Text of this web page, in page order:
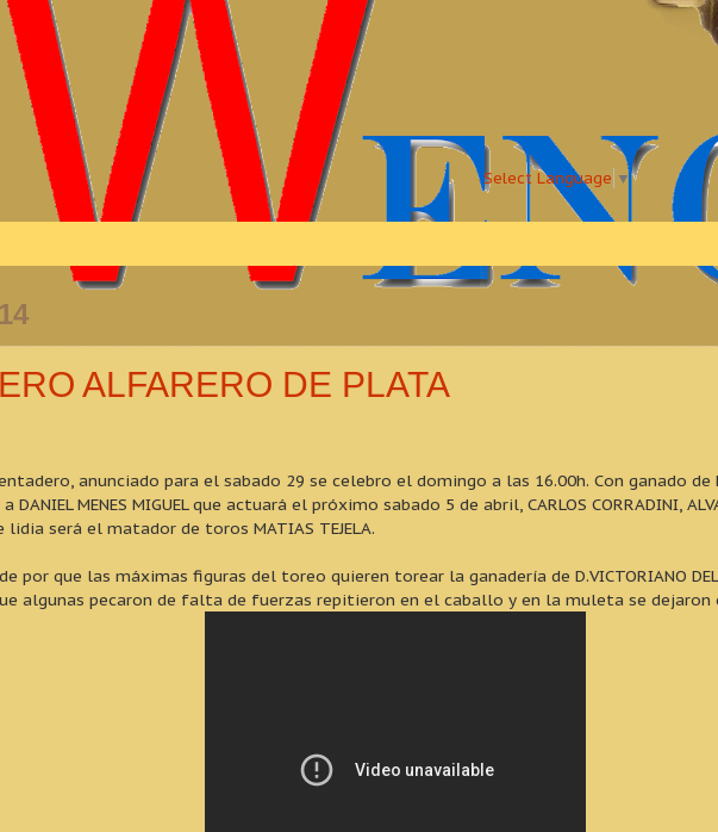
Select Language ▼
ALFARERO DE PLATA
anunciado para el sabado 29 se celebro el domingo a las 16.00h. Con ganado de
MENES MIGUEL que actuará el próximo sabado 5 de abril, CARLOS CORRADINI,
será el matador de toros MATIAS TEJELA.
por que las máximas figuras del toreo quieren torear la ganadería de D.VICTORIANO
algunas pecaron de falta de fuerzas repitieron en el caballo y en la muleta se dejaron